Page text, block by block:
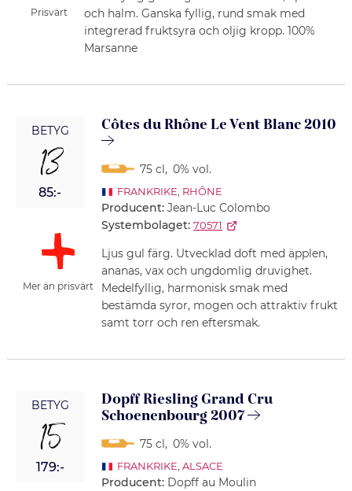
Prisvärt
och halm. Ganska fyllig, rund smak med
integrerad fruktsyra och oljig kropp. 100%
Marsanne
BETYG
13
85:-
Mer än prisvärt
Côtes du Rhône Le Vent Blanc 2010
75 cl , 0% vol.
FRANKRIKE, RHÔNE
Producent: Jean-Luc Colombo
Systembolaget: 70571
Ljus gul färg. Utvecklad doft med äpplen,
ananas, vax och ungdomlig druvighet.
Medelfyllig, harmonisk smak med
bestämda syror, mogen och attraktiv frukt
samt torr och ren eftersmak.
BETYG
15
179:-
Dopff Riesling Grand Cru
Schoenenbourg 2007
75 cl , 0% vol.
FRANKRIKE, ALSACE
Producent: Dopff au Moulin